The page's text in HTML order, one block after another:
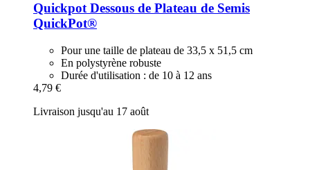
QuickpotDessous de Plateau de Semis
QuickPot®
Pour une taille de plateau de 33,5 x 51,5 cm
En polystyrène robuste
Durée d'utilisation : de 10 à 12 ans
4,79 €
Livraison jusqu'au 17 août